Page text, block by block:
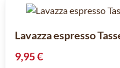
Lavazza espresso
9,95 €